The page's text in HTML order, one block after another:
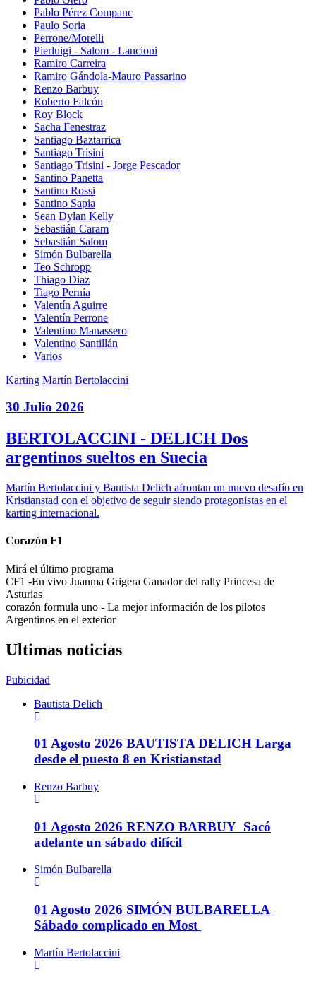
Pablo Pérez Companc
Paulo Soria
Perrone/Morelli
Pierluigi - Salom - Lancioni
Ramiro Carreira
Ramiro Gándola-Mauro Passarino
Renzo Barbuy
Roberto Falcón
Roy Block
Sacha Fenestraz
Santiago Baztarrica
Santiago Trisini
Santiago Trisini - Jorge Pescador
Santino Panetta
Santino Rossi
Santino Sapia
Sean Dylan Kelly
Sebastián Caram
Sebastián Salom
Simón Bulbarella
Teo Schropp
Thiago Diaz
Tiago Pernía
Valentín Aguirre
Valentín Perrone
Valentino Manassero
Valentino Santillán
Varios
Karting Martín Bertolaccini
30 Julio 2026
BERTOLACCINI - DELICH Dos
argentinos sueltos en Suecia
Martín Bertolaccini y Bautista Delich afrontan un nuevo desafío en
Kristianstad con el objetivo de seguir siendo protagonistas en el
karting internacional.
Corazón F1
Mirá el último programa
CF1 -En vivo Juanma Grigera Ganador del rally Princesa de
Asturias
corazón formula uno - La mejor información de los pilotos
Argentinos en el exterior
Ultimas noticias
Pubicidad
Bautista Delich
01 Agosto 2026 BAUTISTA DELICH Larga
desde el puesto 8 en Kristianstad
Renzo Barbuy
01 Agosto 2026 RENZO BARBUY Sacó
adelante un sábado difícil
Simón Bulbarella
01 Agosto 2026 SIMÓN BULBARELLA
Sábado complicado en Most
Martín Bertolaccini